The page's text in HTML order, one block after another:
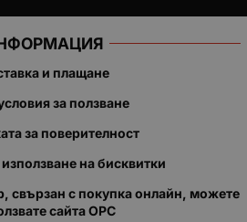
и плащане
за ползване
за поверителност
на бисквитки
свързан с покупка онлайн, можете
сайта ОРС